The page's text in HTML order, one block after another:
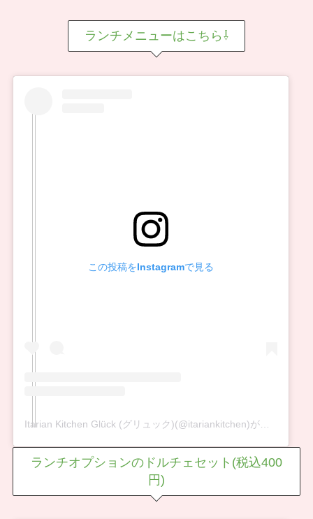
ランチメニューはこちら⇩
この投稿をInstagramで見る
Itarian Kitchen Glück (グリュック)(@itariankitchen)がシェアした投稿
ランチオプションのドルチェセット(税込400
円)